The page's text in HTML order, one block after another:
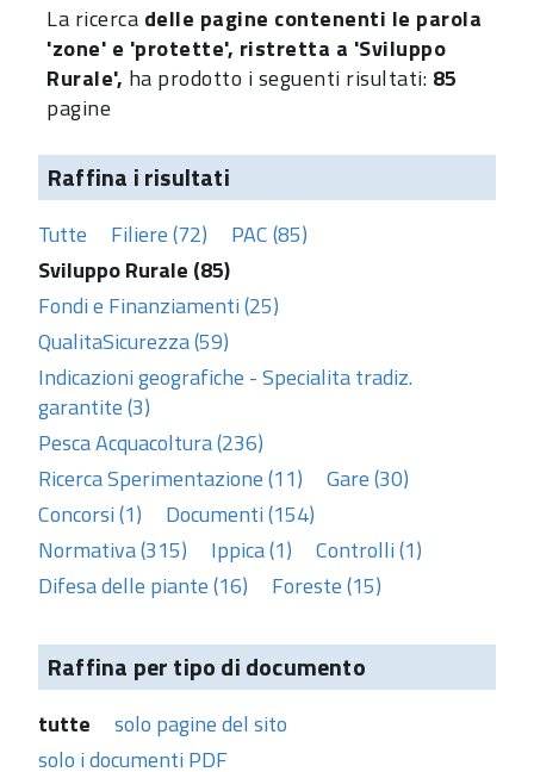
La ricerca delle pagine contenenti le parola
'zone' e 'protette', ristretta a 'Sviluppo
Rurale', ha prodotto i seguenti risultati: 85
pagine
Raffina i risultati
Tutte Filiere (72)
PAC (85)
Sviluppo Rurale (85)
Fondi e Finanziamenti (25)
QualitaSicurezza (59)
Indicazioni geografiche - Specialita tradiz.
garantite (3)
Pesca Acquacoltura (236)
Ricerca Sperimentazione (11)
Gare (30)
Concorsi (1)
Documenti (154)
Normativa (315)
Ippica (1)
Controlli (1)
Difesa delle piante (16)
Foreste (15)
Raffina per tipo di documento
tutte
solo pagine del sito
solo i documenti PDF